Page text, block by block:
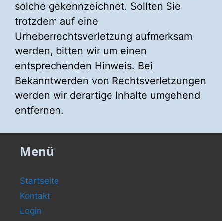
solche gekennzeichnet. Sollten Sie
trotzdem auf eine
Urheberrechtsverletzung aufmerksam
werden, bitten wir um einen
entsprechenden Hinweis. Bei
Bekanntwerden von Rechtsverletzungen
werden wir derartige Inhalte umgehend
entfernen.
Menü
Startseite
Kontakt
Login